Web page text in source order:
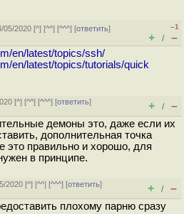
05/2020 [^] [^^] [^^^] [ответить]
–1
+ / –
en/latest/topics/ssh/
en/latest/topics/tutorials/quick
[^] [^^] [^^^] [ответить]
+ / –
демоны это, даже если их
дополнительная точка
это правильно и хорошо, для
в принципе.
2020 [^] [^^] [^^^] [ответить]
+ / –
плохому парню сразу